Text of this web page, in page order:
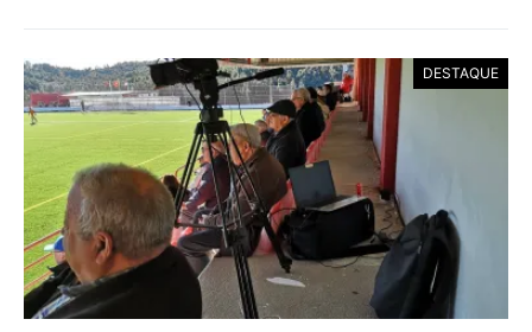
DESTAQUE